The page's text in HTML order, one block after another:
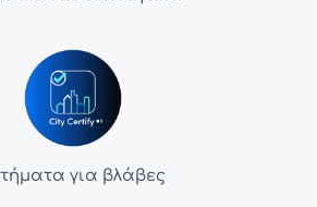
για βλάβες